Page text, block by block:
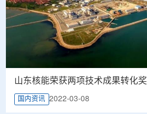
山东核能荣获两项技术成果转化奖
国内资讯 2022-03-08